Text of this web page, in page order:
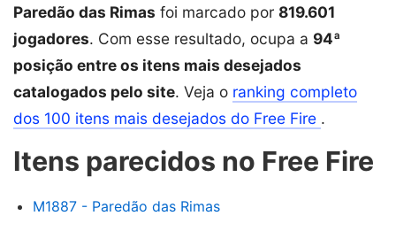
Paredão das Rimas foi marcado por 819.601
jogadores. Com esse resultado, ocupa a 94ª
posição entre os itens mais desejados
catalogados pelo site. Veja o ranking completo
dos 100 itens mais desejados do Free Fire .
Itens parecidos no Free Fire
M1887 - Paredão das Rimas